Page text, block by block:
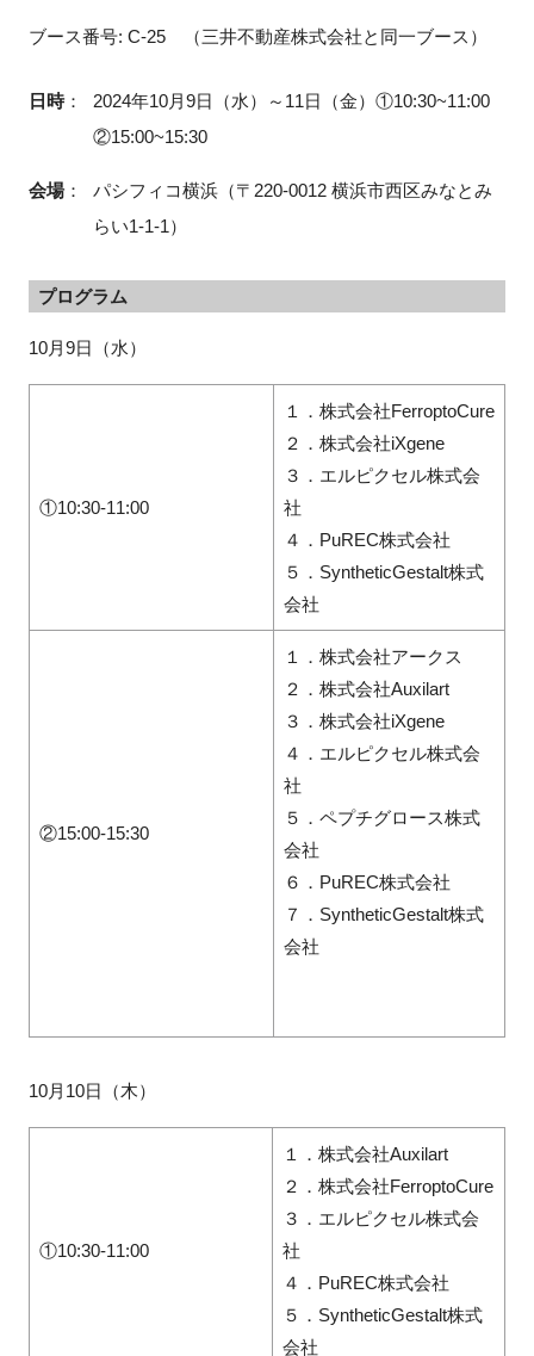
ブース番号: C-25 （三井不動産株式会社と同一ブース）
日時：
2024年10月9日（水）～11日（金）①10:30~11:00
②15:00~15:30
会場：
パシフィコ横浜（〒220-0012 横浜市西区みなとみ
らい1-1-1）
プログラム
10月9日（水）
①10:30-11:00
１．株式会社FerroptoCure
２．株式会社iXgene
３．エルピクセル株式会
社
４．PuREC株式会社
５．SyntheticGestalt株式
会社
②15:00-15:30
１．株式会社アークス
２．株式会社Auxilart
３．株式会社iXgene
４．エルピクセル株式会
社
５．ペプチグロース株式
会社
６．PuREC株式会社
７．SyntheticGestalt株式
会社
10月10日（木）
①10:30-11:00
１．株式会社Auxilart
２．株式会社FerroptoCure
３．エルピクセル株式会
社
４．PuREC株式会社
５．SyntheticGestalt株式
会社